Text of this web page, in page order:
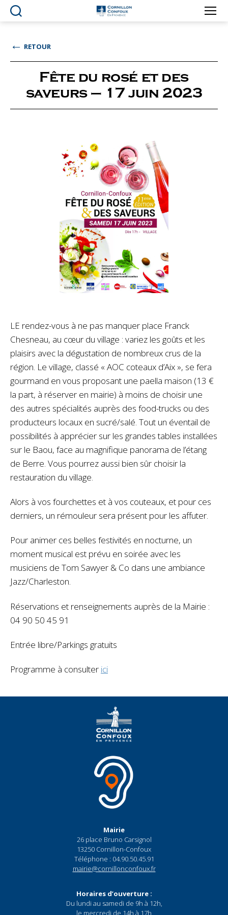
Ville
en
Provence
← RETOUR
Fête du rosé et des
saveurs – 17 juin 2023
LE rendez-vous à ne pas manquer place Franck
Chesneau, au cœur du village : variez les goûts et les
plaisirs avec la dégustation de nombreux crus de la
région. Le village, classé « AOC coteaux d’Aix », se fera
gourmand en vous proposant une paella maison (13 €
la part, à réserver en mairie) à moins de choisir une
des autres spécialités auprès des food-trucks ou des
producteurs locaux en sucré/salé. Tout un éventail de
possibilités à apprécier sur les grandes tables installées
sur le Baou, face au magnifique panorama de l’étang
de Berre. Vous pourrez aussi bien sûr choisir la
restauration du village.
Alors à vos fourchettes et à vos couteaux, et pour ces
derniers, un rémouleur sera présent pour les affuter.
Pour animer ces belles festivités en nocturne, un
moment musical est prévu en soirée avec les
musiciens de Tom Sawyer & Co dans une ambiance
Jazz/Charleston.
Réservations et renseignements auprès de la Mairie :
04 90 50 45 91
Entrée libre/Parkings gratuits
Programme à consulter ici
Mairie
26 place Bruno Carsignol
13250 Cornillon-Confoux
Téléphone : 04.90.50.45.91
mairie@cornillonconfoux.fr
Horaires d’ouverture :
Du lundi au samedi de 9h à 12h,
le mercredi de 14h à 17h